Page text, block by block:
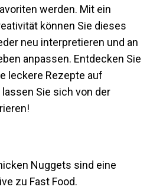
werden. Mit ein
können Sie dieses
neu interpretieren und an
anpassen. Entdecken Sie
leckere Rezepte auf
lassen Sie sich von der
Nuggets sind eine
zu Fast Food.